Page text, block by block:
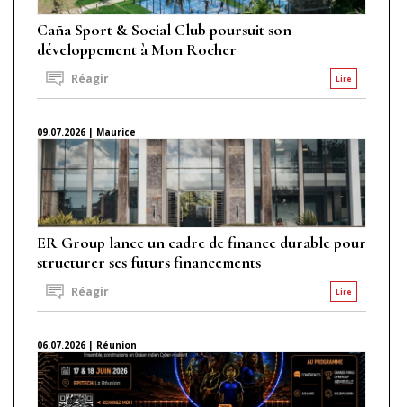
Caña Sport & Social Club poursuit son
développement à Mon Rocher
Lire
Réagir
09.07.2026 | Maurice
ER Group lance un cadre de finance durable pour
structurer ses futurs financements
Lire
Réagir
06.07.2026 | Réunion